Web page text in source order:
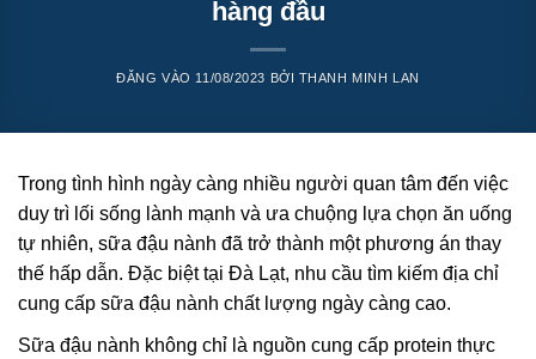
hàng đầu
ĐĂNG VÀO 11/08/2023 BỞI THANH MINH LAN
Trong tình hình ngày càng nhiều người quan tâm đến việc
duy trì lối sống lành mạnh và ưa chuộng lựa chọn ăn uống
tự nhiên, sữa đậu nành đã trở thành một phương án thay
thế hấp dẫn. Đặc biệt tại Đà Lạt, nhu cầu tìm kiếm địa chỉ
cung cấp sữa đậu nành chất lượng ngày càng cao.
Sữa đậu nành không chỉ là nguồn cung cấp protein thực